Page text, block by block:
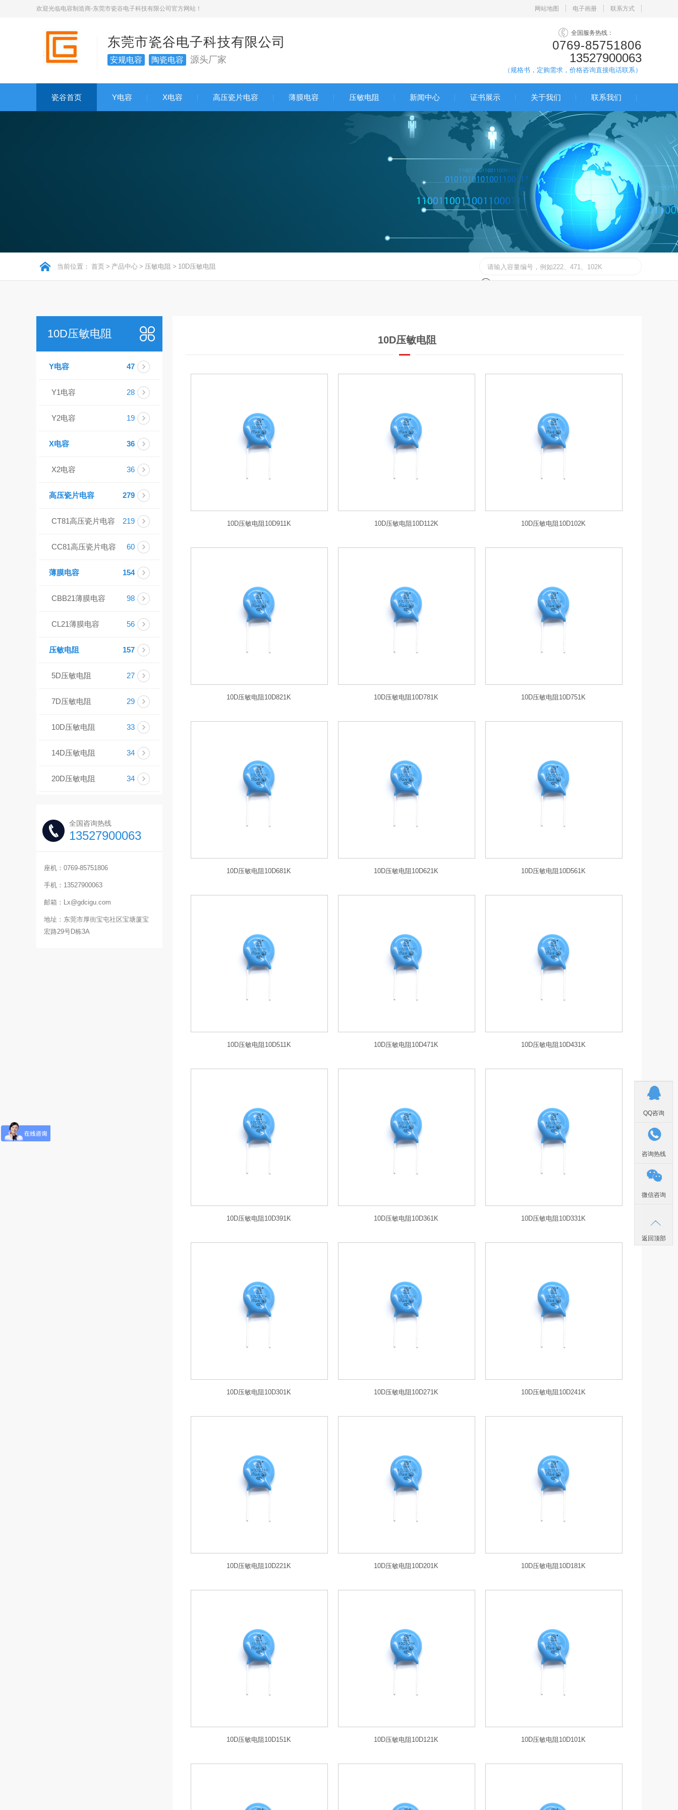
欢迎光临电容制造商-东莞市瓷谷电子科技有限公司官方网站！ 网站地图 电子画册 联系方式
东莞市瓷谷电子科技有限公司
安规电容 陶瓷电容 源头厂家
全国服务热线：
0769-85751806
13527900063
（规格书，定购需求，价格咨询直接电话联系）
瓷谷首页 Y电容 X电容 高压瓷片电容 薄膜电容 压敏电阻 新闻中心 证书展示 关于我们 联系我们
当前位置： 首页 > 产品中心 > 压敏电阻 > 10D压敏电阻
10D压敏电阻
Y电容 47
Y1电容 28
Y2电容 19
X电容 36
X2电容 36
高压瓷片电容 279
CT81高压瓷片电容 219
CC81高压瓷片电容 60
薄膜电容 154
CBB21薄膜电容 98
CL21薄膜电容 56
压敏电阻 157
5D压敏电阻 27
7D压敏电阻 29
10D压敏电阻 33
14D压敏电阻 34
20D压敏电阻 34
全国咨询热线
13527900063
座机：0769-85751806
手机：13527900063
邮箱：Lx@gdcigu.com
地址：东莞市厚街宝屯社区宝塘厦宝
宏路29号D栋3A
10D压敏电阻
10D压敏电阻10D911K 10D压敏电阻10D112K 10D压敏电阻10D102K
10D压敏电阻10D821K 10D压敏电阻10D781K 10D压敏电阻10D751K
10D压敏电阻10D681K 10D压敏电阻10D621K 10D压敏电阻10D561K
10D压敏电阻10D511K 10D压敏电阻10D471K 10D压敏电阻10D431K
10D压敏电阻10D391K 10D压敏电阻10D361K 10D压敏电阻10D331K
10D压敏电阻10D301K 10D压敏电阻10D271K 10D压敏电阻10D241K
10D压敏电阻10D221K 10D压敏电阻10D201K 10D压敏电阻10D181K
10D压敏电阻10D151K 10D压敏电阻10D121K 10D压敏电阻10D101K
QQ咨询
咨询热线
微信咨询
返回顶部